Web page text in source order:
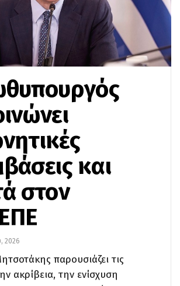
και
στον
2026
παρουσιάζει τις
ακρίβεια, την ενίσχυση